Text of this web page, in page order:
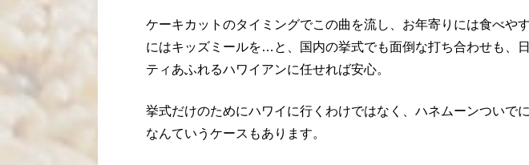
ケーキカットのタイミングでこの曲を流し、お年寄りには食べや
にはキッズミールを…と、国内の挙式でも面倒な打ち合わせも、
ティあふれるハワイアンに任せれば安心。
挙式だけのためにハワイに行くわけではなく、ハネムーンついで
なんていうケースもあります。